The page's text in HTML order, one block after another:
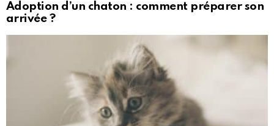
Adoption d’un chaton : comment préparer son
arrivée ?